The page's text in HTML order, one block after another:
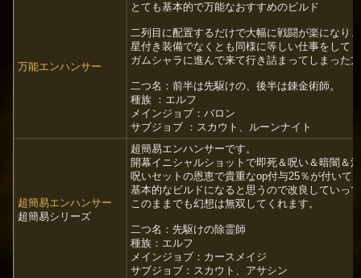
万能エンハンサー
とても基本的で万能なおすすめのビルド
二列目に配置するだけで大幅に戦闘が楽になり
星付き装備でなくとも同様に等しい仕事をして
ガムシャラに進んで来て行き詰まってしまった
二つ名：前半は先駆けの、後半は錬金術師。
種族 ：エルフ
メインジョブ：バロン
サブジョブ ：スカウト、ルーンナイト
超簡易エンハンサー
超簡易シリーズ
超簡易エンハンサーです。
開幕イニシャルショットで即死＆呪い＆暗闇＆
呪いセットの恩恵で貴重なop付与25％が付いて
基本的なビルドになると思うので改良していっ
このままでも幻想は無双してくれます。
二つ名：先駆けの除霊師
種族：エルフ
メインジョブ：カースメイジ
サブジョブ：スカウト、アサシン